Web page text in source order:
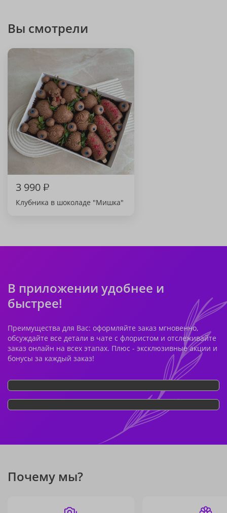
Вы смотрели
3 990₽
Клубника в шоколаде "Мишка"
В приложении удобнее и
быстрее!
Преимущества для Вас: оформляйте заказ мгновенно,
обсуждайте все детали в чате с флористом и отслеживайте
заказ онлайн на всех этапах. Плюс - эксклюзивные акции и
бонусы за каждый заказ!
Почему мы?